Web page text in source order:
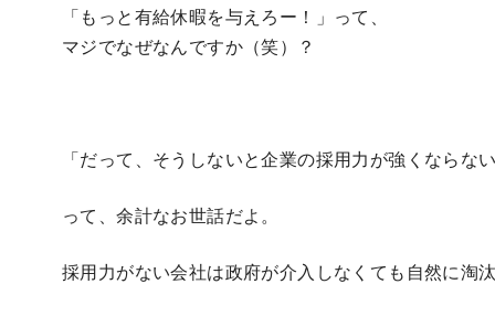
「もっと有給休暇を与えろー！」って、
マジでなぜなんですか（笑）？
「だって、そうしないと企業の採用力が強くならな
って、余計なお世話だよ。
採用力がない会社は政府が介入しなくても自然に淘汰